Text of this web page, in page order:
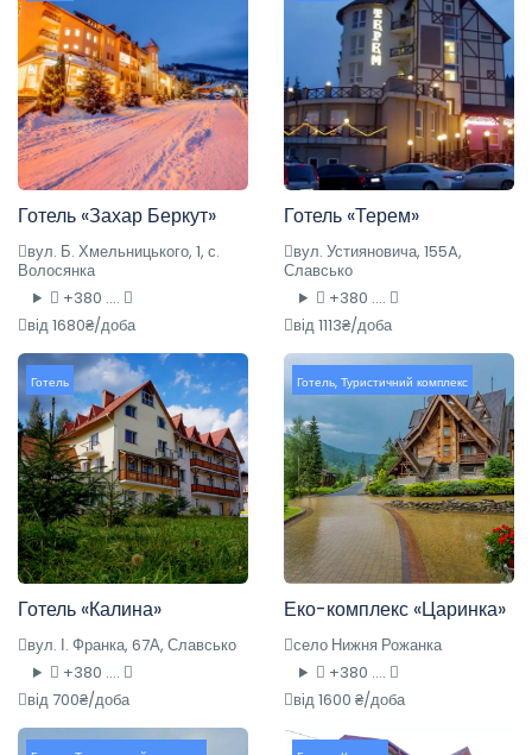
Готель «Захар Беркут»
вул. Б. Хмельницького, 1, с.
Волосянка
+380 ....
від 1680₴/доба
Готель «Терем»
вул. Устияновича, 155A,
Славсько
+380 ....
від 1113₴/доба
Готель
Готель «Калина»
вул. І. Франка, 67А, Славсько
+380 ....
від 700₴/доба
Готель, Туристичний комплекс
Еко-комплекс «Царинка»
село Нижня Рожанка
+380 ....
від 1600 ₴/доба